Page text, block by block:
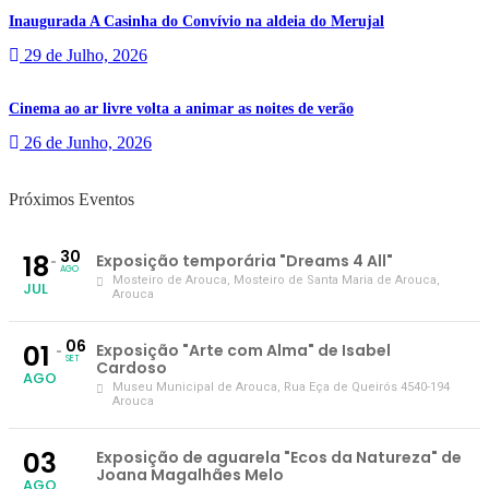
Inaugurada A Casinha do Convívio na aldeia do Merujal
29 de Julho, 2026
Cinema ao ar livre volta a animar as noites de verão
26 de Junho, 2026
Próximos Eventos
18
JUL
30
AGO Exposição temporária "Dreams 4 All"
Mosteiro de Arouca, Mosteiro de Santa Maria de Arouca,
Arouca
01
AGO
06
SET
Exposição "Arte com Alma" de Isabel
Cardoso
Museu Municipal de Arouca, Rua Eça de Queirós 4540-194
Arouca
03
Exposição de aguarela "Ecos da Natureza" de
Joana Magalhães Melo